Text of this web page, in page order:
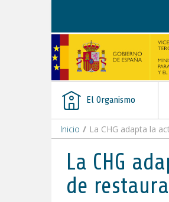
El Organismo
Inicio / La CHG adapta la
La CHG
de